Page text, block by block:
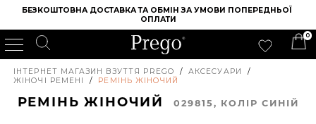
БЕЗКОШТОВНА ДОСТАВКА ТА ОБМІН ЗА УМОВИ ПОПЕРЕДНЬОЇ
ОПЛАТИ
0
ІНТЕРНЕТ МАГАЗИН ВЗУТТЯ PREGO / АКСЕСУАРИ
/
ЖІНОЧІ РЕМЕНІ
/ РЕМІНЬ ЖІНОЧИЙ
РЕМІНЬ ЖІНОЧИЙ 029815, КОЛIР СИНІЙ